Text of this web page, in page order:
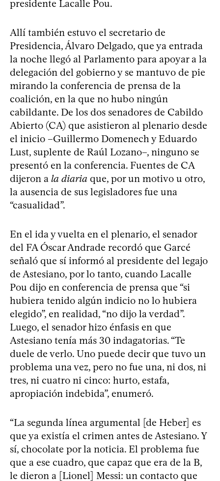
presidente Lacalle Pou.
Allí también estuvo el secretario de
Presidencia, Álvaro Delgado, que ya entrada
la noche llegó al Parlamento para apoyar a la
delegación del gobierno y se mantuvo de pie
mirando la conferencia de prensa de la
coalición, en la que no hubo ningún
cabildante. De los dos senadores de Cabildo
Abierto (CA) que asistieron al plenario desde
el inicio –Guillermo Domenech y Eduardo
Lust, suplente de Raúl Lozano–, ninguno se
presentó en la conferencia. Fuentes de CA
dijeron a la diaria que, por un motivo u otro,
la ausencia de sus legisladores fue una
“casualidad”.
En el ida y vuelta en el plenario, el senador
del FA Óscar Andrade recordó que Garcé
señaló que sí informó al presidente del legajo
de Astesiano, por lo tanto, cuando Lacalle
Pou dijo en conferencia de prensa que “si
hubiera tenido algún indicio no lo hubiera
elegido”, en realidad, “no dijo la verdad”.
Luego, el senador hizo énfasis en que
Astesiano tenía más 30 indagatorias. “Te
duele de verlo. Uno puede decir que tuvo un
problema una vez, pero no fue una, ni dos, ni
tres, ni cuatro ni cinco: hurto, estafa,
apropiación indebida”, enumeró.
“La segunda línea argumental [de Heber] es
que ya existía el crimen antes de Astesiano. Y
sí, chocolate por la noticia. El problema fue
que a ese cuadro, que capaz que era de la B,
le dieron a [Lionel] Messi: un contacto que